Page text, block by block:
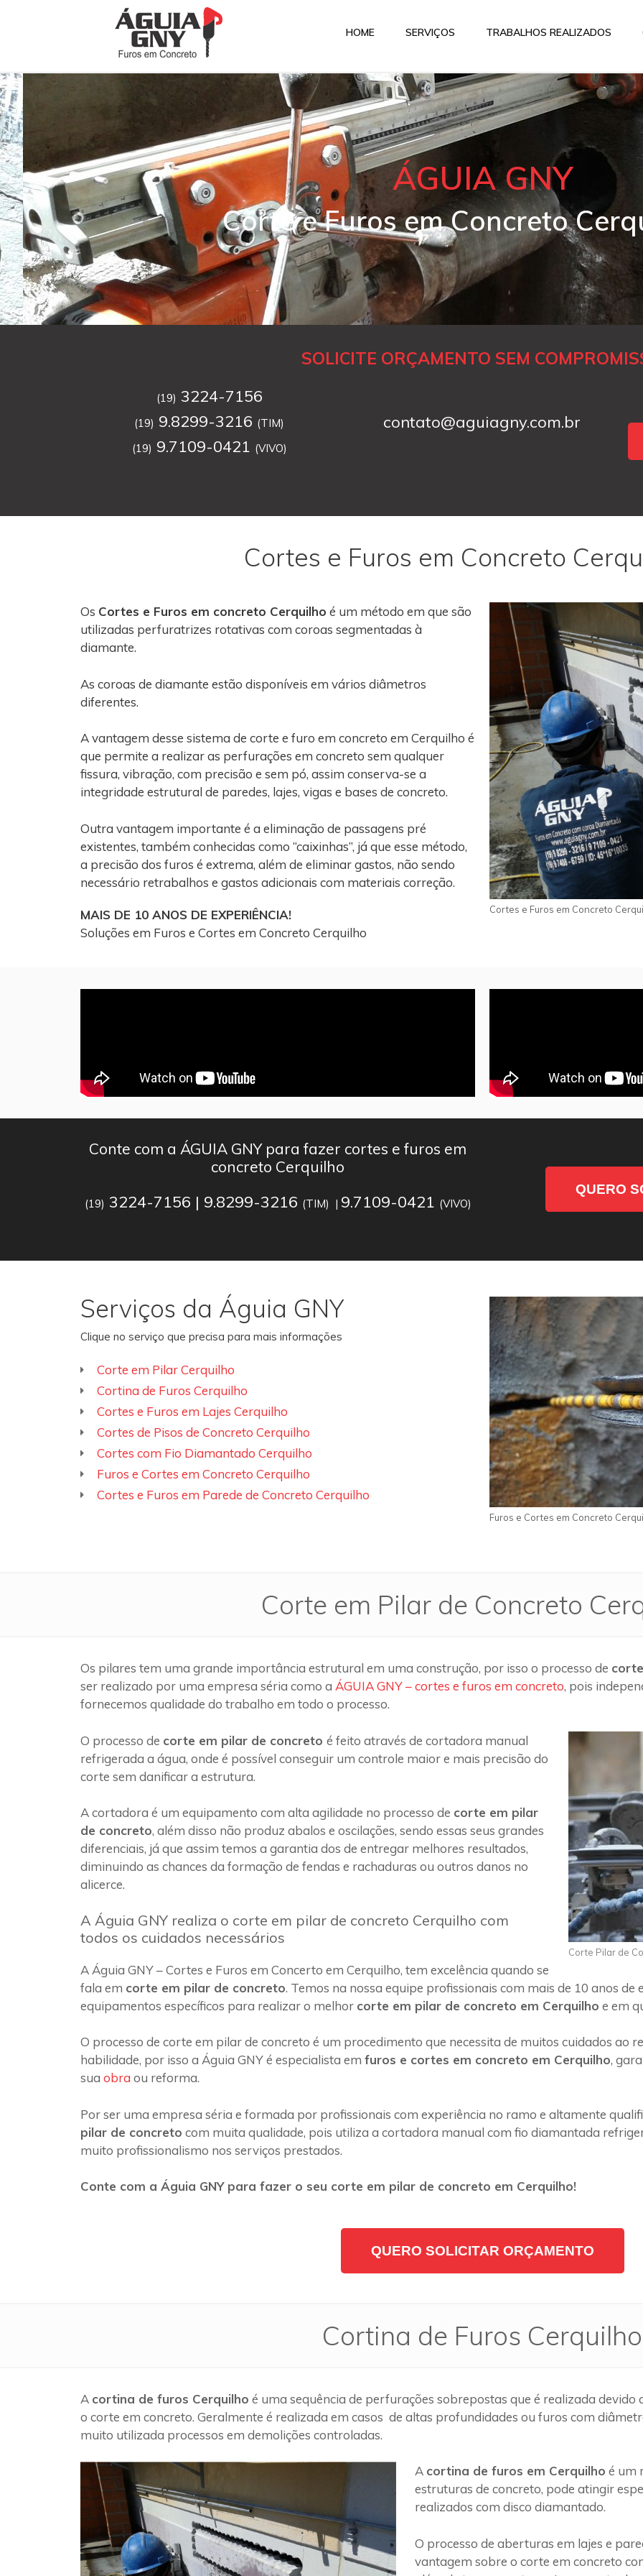
HOME SERVIÇOS TRABALHOS REALIZADOS
ÁGUIA GNY
Corte e Furos em Concreto
SOLICITE ORÇAMENTO SEM
(19) 3224-7156
(19) 9.8299-3216 (TIM)
(19) 9.7109-0421 (VIVO)
contato@aguiagny.com.br
Cortes e Furos em Concreto
Os Cortes e Furos em concreto Cerquilho é um método em que são
utilizadas perfuratrizes rotativas com coroas segmentadas à
diamante.
As coroas de diamante estão disponíveis em vários diâmetros
diferentes.
A vantagem desse sistema de corte e furo em concreto em Cerquilho é
que permite a realizar as perfurações em concreto sem qualquer
fissura, vibração, com precisão e sem pó, assim conserva-se a
integridade estrutural de paredes, lajes, vigas e bases de concreto.
Outra vantagem importante é a eliminação de passagens pré
existentes, também conhecidas como “caixinhas”, já que esse método,
a precisão dos furos é extrema, além de eliminar gastos, não sendo
necessário retrabalhos e gastos adicionais com materiais correção.
MAIS DE 10 ANOS DE EXPERIÊNCIA!
Soluções em Furos e Cortes em Concreto Cerquilho
Cortes e Furos em Concreto
Conte com a ÁGUIA GNY para fazer cortes e furos em
concreto Cerquilho
(19) 3224-7156 | 9.8299-3216 (TIM) | 9.7109-0421 (VIVO)
QUERO
Serviços da Águia GNY
Clique no serviço que precisa para mais informações
Corte em Pilar Cerquilho
Cortina de Furos Cerquilho
Cortes e Furos em Lajes Cerquilho
Cortes de Pisos de Concreto Cerquilho
Cortes com Fio Diamantado Cerquilho
Furos e Cortes em Concreto Cerquilho
Cortes e Furos em Parede de Concreto Cerquilho
Furos e Cortes em Concreto
Corte em Pilar de Concreto
Os pilares tem uma grande importância estrutural em uma construção, por isso o processo de
ser realizado por uma empresa séria como a ÁGUIA GNY – cortes e furos em concreto, pois
fornecemos qualidade do trabalho em todo o processo.
Corte Pilar de
O processo de corte em pilar de concreto é feito através de cortadora manual
refrigerada a água, onde é possível conseguir um controle maior e mais precisão do
corte sem danificar a estrutura.
A cortadora é um equipamento com alta agilidade no processo de corte em pilar
de concreto, além disso não produz abalos e oscilações, sendo essas seus grandes
diferenciais, já que assim temos a garantia dos de entregar melhores resultados,
diminuindo as chances da formação de fendas e rachaduras ou outros danos no
alicerce.
A Águia GNY realiza o corte em pilar de concreto Cerquilho com
todos os cuidados necessários
A Águia GNY – Cortes e Furos em Concerto em Cerquilho, tem excelência quando se
fala em corte em pilar de concreto. Temos na nossa equipe profissionais com mais de 10 anos
equipamentos específicos para realizar o melhor corte em pilar de concreto em Cerquilho e em
O processo de corte em pilar de concreto é um procedimento que necessita de muitos cuidados ao
habilidade, por isso a Águia GNY é especialista em furos e cortes em concreto em Cerquilho,
sua obra ou reforma.
Por ser uma empresa séria e formada por profissionais com experiência no ramo e altamente
pilar de concreto com muita qualidade, pois utiliza a cortadora manual com fio diamantada
muito profissionalismo nos serviços prestados.
Conte com a Águia GNY para fazer o seu corte em pilar de concreto em Cerquilho!
QUERO SOLICITAR ORÇAMENTO
Cortina de Furos Cerquilho
A cortina de furos Cerquilho é uma sequência de perfurações sobrepostas que é realizada
o corte em concreto. Geralmente é realizada em casos de altas profundidades ou furos com
muito utilizada processos em demolições controladas.
A cortina de furos em Cerquilho é um
estruturas de concreto, pode atingir
realizados com disco diamantado.
O processo de aberturas em lajes e
vantagem sobre o corte em concreto